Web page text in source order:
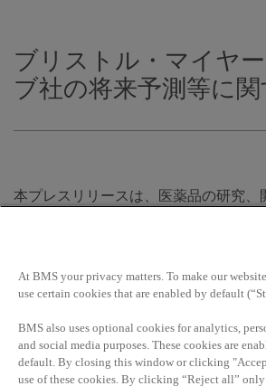
ブリストル・マイヤ
ブ社の将来予測等に
本プレスリリースは、医薬品の研究、
まれる「将来予測に関する記述」を含
り、遅延、転換または変更を来たす内
性を伴っており、実際の成果または業
るいかなる記述も保証されるものでは
オプジーボがこのリリースに記載され
当局から承認される保証はできません
At BMS your privacy matters. To make our
use certain cookies that are enabled by default
BMS also uses optional cookies for analytics,
and social media purposes. These cookies are
default. By closing this window or clicking
use of these cookies. By clicking “Reject all”